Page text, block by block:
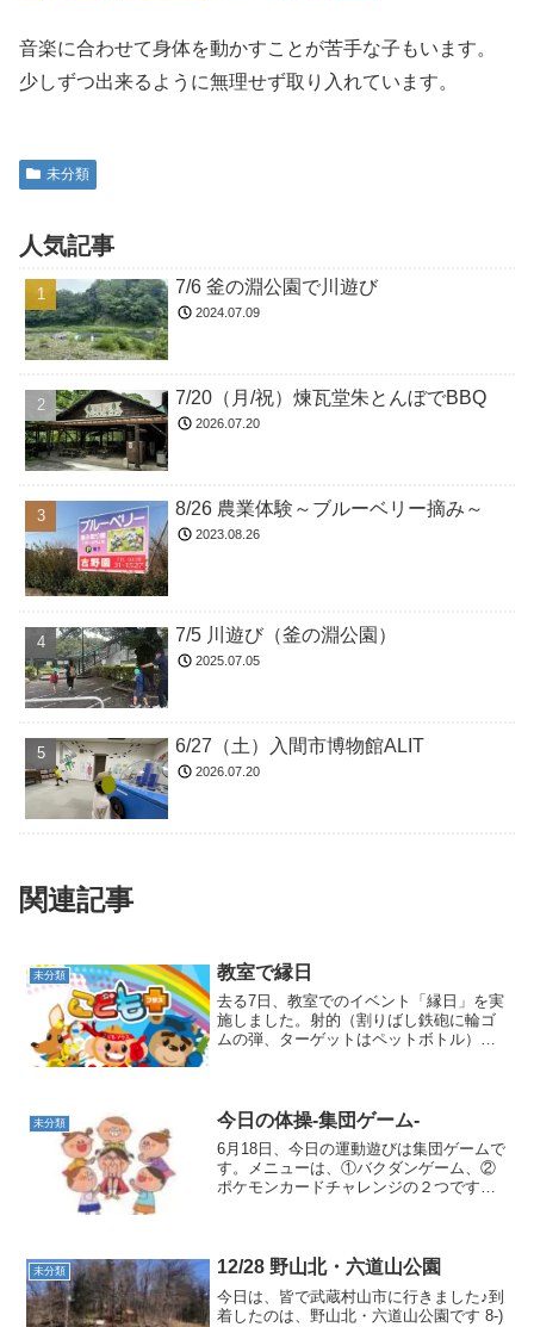
音楽に合わせて身体を動かすことが苦手な子もいます。
少しずつ出来るように無理せず取り入れています。
未分類
人気記事
7/6 釜の淵公園で川遊び
2024.07.09
7/20（月/祝）煉瓦堂朱とんぼでBBQ
2026.07.20
8/26 農業体験～ブルーベリー摘み～
2023.08.26
7/5 川遊び（釜の淵公園）
2025.07.05
6/27（土）入間市博物館ALIT
2026.07.20
関連記事
未分類 教室で縁日
去る7日、教室でのイベント「縁日」を実
施しました。射的（割りばし鉄砲に輪ゴ
ムの弾、ターゲットはペットボトル）
未分類 今日の体操-集団ゲーム-
6月18日、今日の運動遊びは集団ゲームで
す。メニューは、①バクダンゲーム、②
ポケモンカードチャレンジの２つです。
＿＿＿＿＿①バクダ...
未分類 12/28 野山北・六道山公園
今日は、皆で武蔵村山市に行きました♪到
着したのは、野山北・六道山公園です 8-)